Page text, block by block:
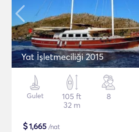
Yat İşletmeciliği 2015
Gulet
105 ft
32 m
8
$1,665 /nat